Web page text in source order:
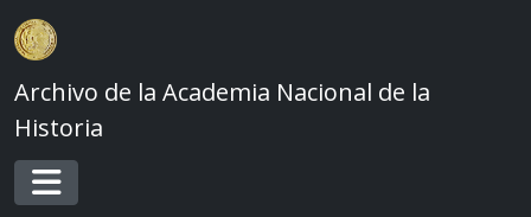
Skip to main content
Archivo de la Academia Nacional de la
Historia
Toggle navigation